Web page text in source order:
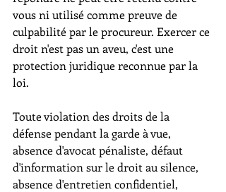
vous ni utilisé comme preuve de
culpabilité par le procureur. Exercer ce
droit n'est pas un aveu, c'est une
protection juridique reconnue par la
loi.
Toute violation des droits de la
défense pendant la garde à vue,
absence d'avocat pénaliste, défaut
d'information sur le droit au silence,
absence d'entretien confidentiel,